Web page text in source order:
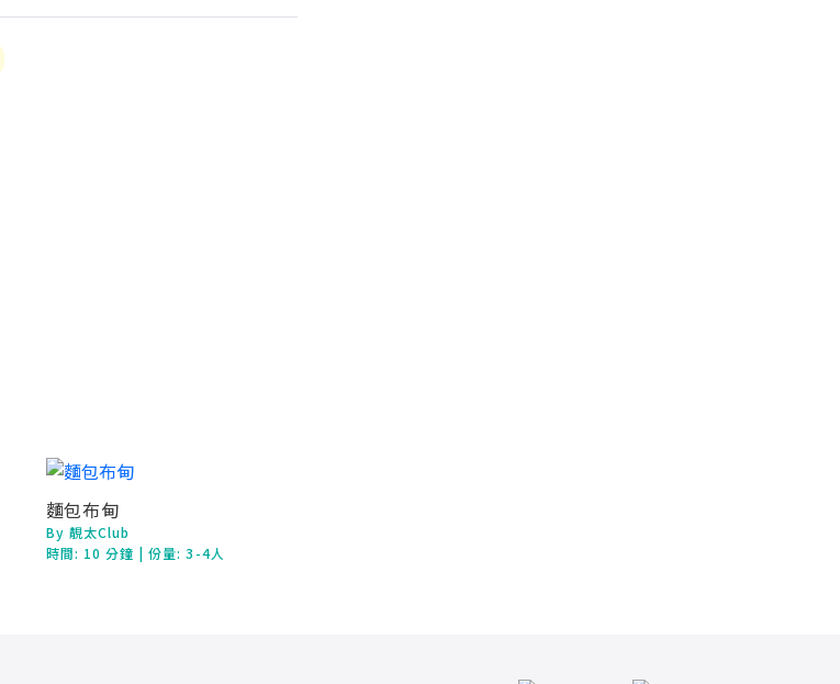
麵包布甸
By 靚太Club
時間: 10 分鐘 | 份量: 3-4人